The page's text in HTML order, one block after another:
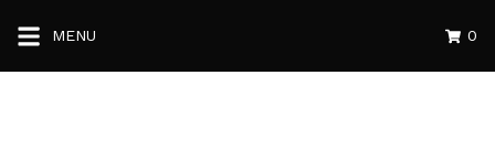
MENU 0